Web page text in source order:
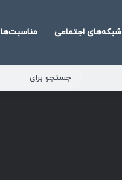
شبکه‌های اجتماعی مناسبت‌ها